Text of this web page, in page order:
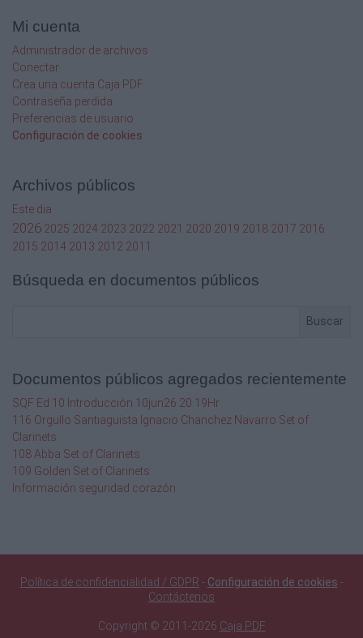
Mi cuenta
Administrador de archivos
Conectar
Crea una cuenta Caja PDF
Contraseña perdida
Preferencias de usuario
Configuración de cookies
Archivos públicos
Este dia
2026 2025 2024 2023 2022 2021 2020 2019 2018 2017 2016
2015 2014 2013 2012 2011
Búsqueda en documentos públicos
Buscar
Documentos públicos agregados recientemente
SQF Ed 10 Introducción 10jun26 20.19Hr
116 Orgullo Santiaguista Ignacio Chanchez Navarro Set of
Clarinets
108 Abba Set of Clarinets
109 Golden Set of Clarinets
Información seguridad corazón
Política de confidencialidad / GDPR - Configuración de cookies -
Contáctenos
Copyright © 2011-2026 Caja PDF